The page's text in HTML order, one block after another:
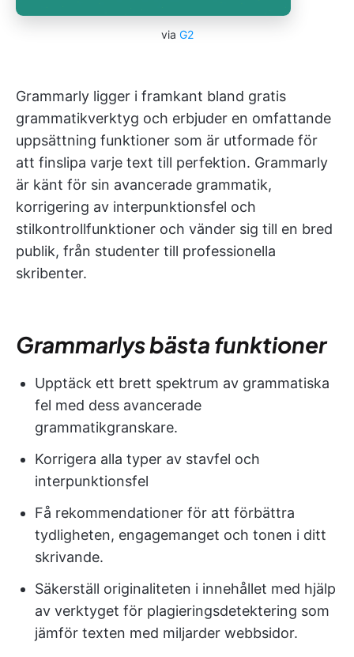
via G2
Grammarly ligger i framkant bland gratis
grammatikverktyg och erbjuder en omfattande
uppsättning funktioner som är utformade för
att finslipa varje text till perfektion. Grammarly
är känt för sin avancerade grammatik,
korrigering av interpunktionsfel och
stilkontrollfunktioner och vänder sig till en bred
publik, från studenter till professionella
skribenter.
Grammarlys bästa funktioner
Upptäck ett brett spektrum av grammatiska
fel med dess avancerade
grammatikgranskare.
Korrigera alla typer av stavfel och
interpunktionsfel
Få rekommendationer för att förbättra
tydligheten, engagemanget och tonen i ditt
skrivande.
Säkerställ originaliteten i innehållet med hjälp
av verktyget för plagieringsdetektering som
jämför texten med miljarder webbsidor.